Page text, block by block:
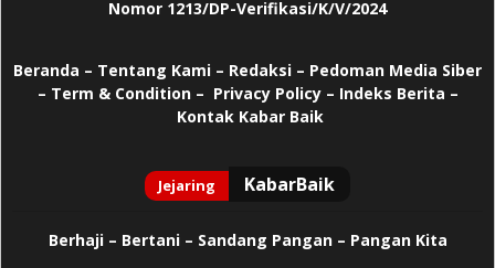
Nomor 1213/DP-Verifikasi/K/V/2024
Beranda – Tentang Kami – Redaksi – Pedoman Media Siber
– Term & Condition – Privacy Policy– Indeks Berita –
Kontak Kabar Baik
Berhaji– Bertani – Sandang Pangan – Pangan Kita